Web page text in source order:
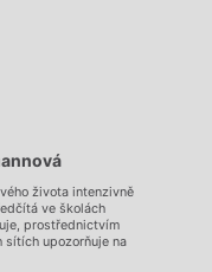
života intenzivně
ve školách
prostřednictvím
sítích upozorňuje na